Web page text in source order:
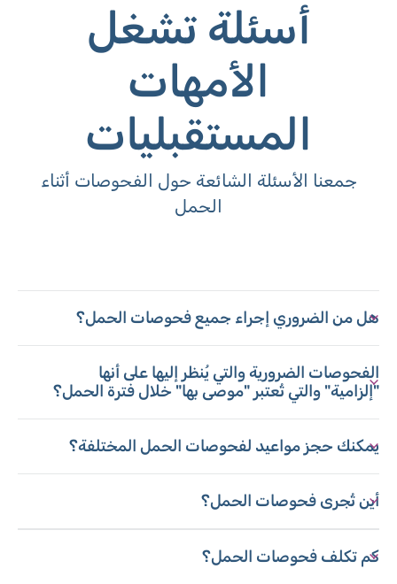
أسئلة تشغل
الأمهات
المستقبليات
جمعنا الأسئلة الشائعة حول الفحوصات أثناء
الحمل
هل من الضروري إجراء جميع فحوصات الحمل؟
الفحوصات الضرورية والتي يُنظر إليها على أنها
"إلزامية" والتي تُعتبر "موصى بها" خلال فترة الحمل؟
يمكنك حجز مواعيد لفحوصات الحمل المختلفة؟
أين تُجرى فحوصات الحمل؟
كم تكلف فحوصات الحمل؟